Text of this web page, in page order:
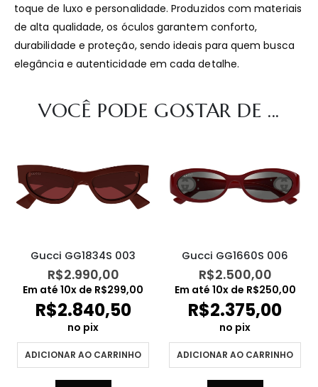
toque de luxo e personalidade. Produzidos com materiais
de alta qualidade, os óculos garantem conforto,
durabilidade e proteção, sendo ideais para quem busca
elegância e autenticidade em cada detalhe.
VOCÊ PODE GOSTAR DE ...
Gucci GG1834S 003
R$2.990,00
Em até 10x de R$299,00
R$2.840,50
no pix
ADICIONAR AO CARRINHO
Gucci GG1660S 006
R$2.500,00
Em até 10x de R$250,00
R$2.375,00
no pix
ADICIONAR AO CARRINHO